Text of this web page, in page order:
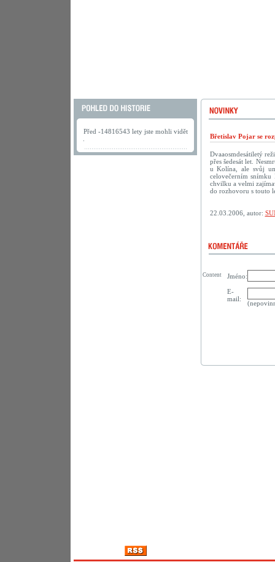
Před -14816543 lety jste mohli vidět
Břetislav Pojar se
Dvaaosmdesátiletý
přes šedesát let.
u Kolína, ale svůj
celovečerním
chvilku a velmi
do rozhovoru s touto
22.03.2006, autor:
Jméno:
E-
mail:
Content